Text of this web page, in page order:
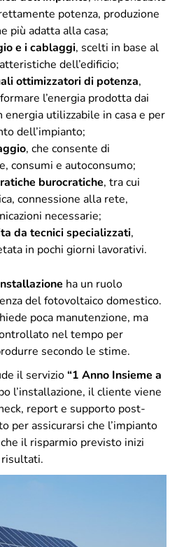
potenza, produzione
più adatta alla casa;
e i cablaggi, scelti in base al
dell’edificio;
ottimizzatori di potenza,
l’energia prodotta dai
utilizzabile in casa e per
dell’impianto;
, che consente di
consumi e autoconsumo;
burocratiche, tra cui
connessione alla rete,
necessarie;
da tecnici specializzati,
in pochi giorni lavorativi.
ha un ruolo
del fotovoltaico domestico.
poca manutenzione, ma
nel tempo per
secondo le stime.
il servizio“1 Anno Insieme a
l’installazione, il cliente viene
report e supporto post-
per assicurarsi che l’impianto
il risparmio previsto inizi